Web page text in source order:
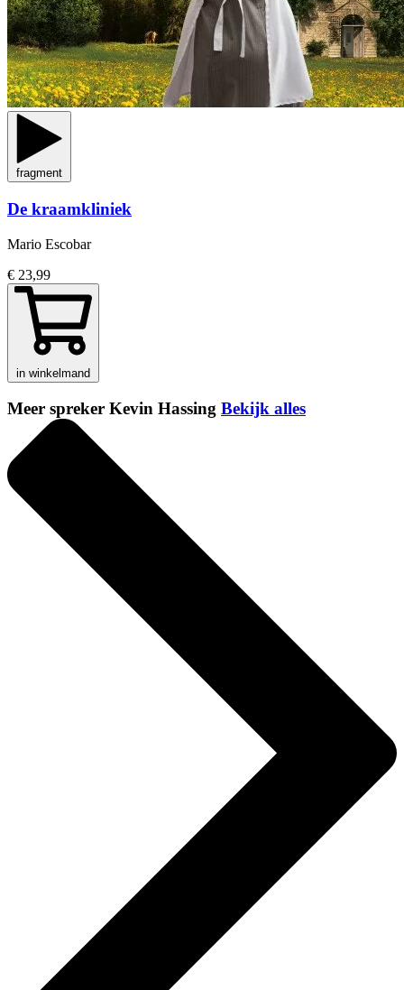
fragment
De kraamkliniek
Mario Escobar
€ 23,99
in winkelmand
Meer spreker Kevin Hassing Bekijk alles